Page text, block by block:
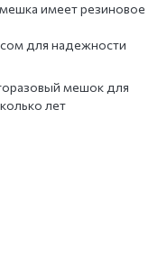
имеет резиновое
для надежности
мешок для
лет